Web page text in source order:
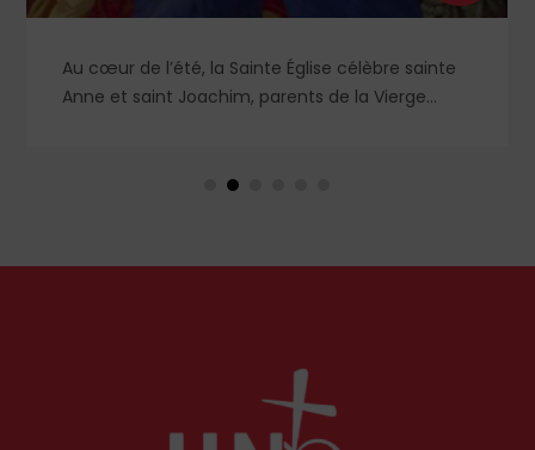
Au cœur de l’été, la Sainte Église célèbre sainte
Anne et saint Joachim, parents de la Vierge
en Orient qu’en Occident, célèbre par sa piété